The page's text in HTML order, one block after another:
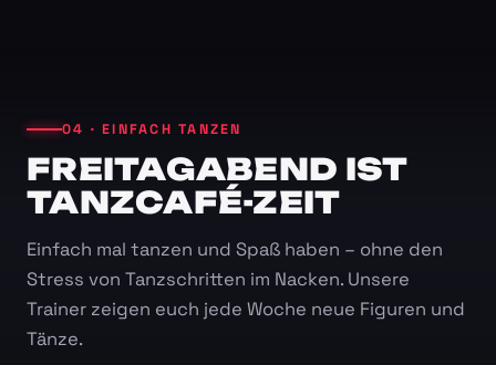
04 · EINFACH TANZEN
FREITAGABEND IST
TANZCAFÉ-ZEIT
Einfach mal tanzen und Spaß haben – ohne den
Stress von Tanzschritten im Nacken. Unsere
Trainer zeigen euch jede Woche neue Figuren und
Tänze.